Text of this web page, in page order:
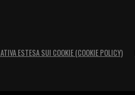
ESTESA SUI COOKIE (COOKIE POLICY)